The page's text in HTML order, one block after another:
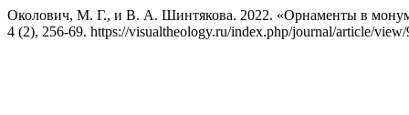
Околович, М. Г., и В. А. Шинтякова. 2022. «Орнаменты в
4 (2), 256-69. https://visualtheology.ru/index.php/journal/article/view/